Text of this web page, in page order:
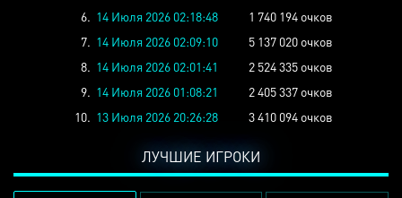
6. 14 Июля 2026 02:18:48
1 740 194 очков
7. 14 Июля 2026 02:09:10
5 137 020 очков
8. 14 Июля 2026 02:01:41
2 524 335 очков
9. 14 Июля 2026 01:08:21
2 405 337 очков
10. 13 Июля 2026 20:26:28 3 410 094 очков
ЛУЧШИЕ ИГРОКИ